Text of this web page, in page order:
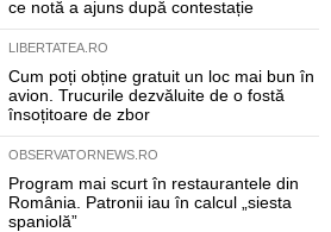
ce notă a ajuns după contestație
LIBERTATEA.RO
Cum poți obține gratuit un loc mai bun în
avion. Trucurile dezvăluite de o fostă
însoțitoare de zbor
OBSERVATORNEWS.RO
Program mai scurt în restaurantele din
România. Patronii iau în calcul „siesta
spaniolă”